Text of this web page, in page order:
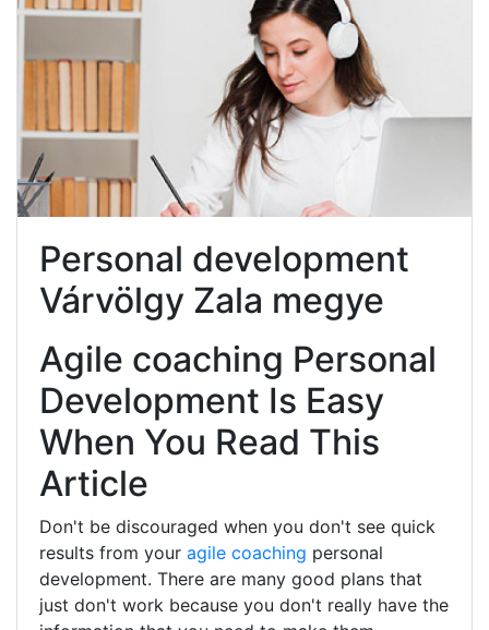
Personal development
Várvölgy Zala megye
Agile coaching Personal
Development Is Easy
When You Read This
Article
Don't be discouraged when you don't see quick
results from your agile coaching personal
development. There are many good plans that
just don't work because you don't really have the